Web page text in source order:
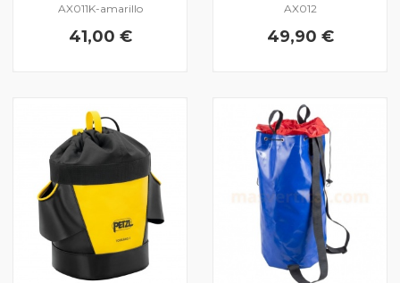
AX011K-amarillo
41,00 €
AX012
49,90 €